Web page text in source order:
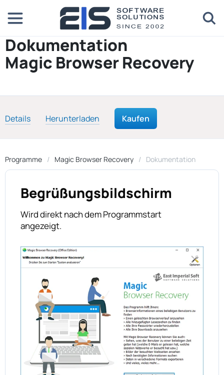
Dokumentation
Magic Browser Recovery
Details Herunterladen Kaufen
Programme Magic Browser Recovery Dokumentation
Begrüßungsbildschirm
Wird direkt nach dem Programmstart
angezeigt.